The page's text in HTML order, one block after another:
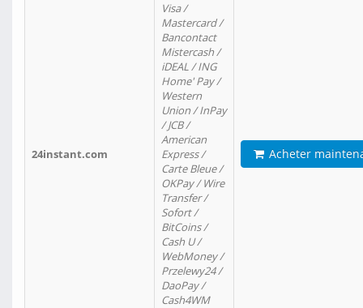
24instant.com
Visa /
Mastercard /
Bancontact
Mistercash /
iDEAL / ING
Home' Pay /
Western
Union / InPay
/ JCB /
American
Express /
Carte Bleue /
OKPay / Wire
Transfer /
Sofort /
BitCoins /
Cash U /
WebMoney /
Przelewy24 /
DaoPay /
Cash4WM
Acheter